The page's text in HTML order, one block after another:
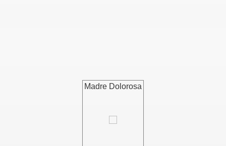
Madre Dolorosa